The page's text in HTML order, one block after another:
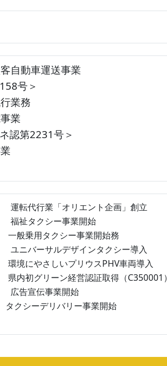
自動車運送事業
号＞
業務
業
認第2231号＞
運転代行業「オリエント企画」創立
福祉タクシー事業開始
一般乗用タクシー事業開始務
ユニバーサルデザインタクシー導入
環境にやさしいプリウスPHV車両導入
県内初グリーン経営認証取得（C350001）
広告宣伝事業開始
タクシーデリバリー事業開始